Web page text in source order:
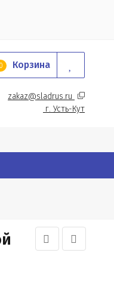
0 Корзина
zakaz@sladrus.ru
г. Усть-Кут